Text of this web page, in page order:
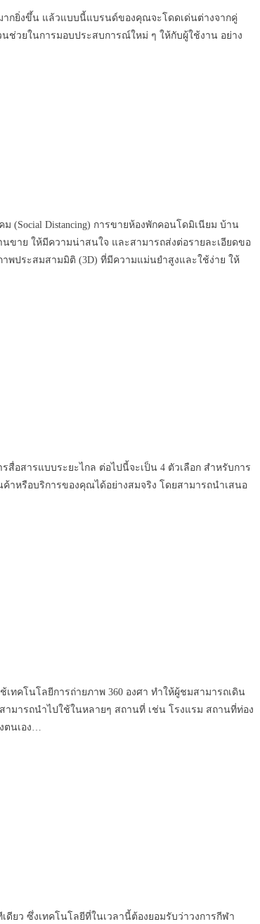
ากยิ่งขึ้น แล้วแบบนี้แบรนด์ของคุณจะโดดเด่นต่างจากคู่
ช่วยในการมอบประสบการณ์ใหม่ ๆ ให้กับผู้ใช้งาน อย่าง
(Social Distancing) การขายห้องพักคอนโดมิเนียม บ้าน
ขาย ให้มีความน่าสนใจ และสามารถส่งต่อรายละเอียดขอ
ภาพประสมสามมิติ (3D) ที่มีความแม่นยำสูงและใช้ง่าย ให้
อสารแบบระยะไกล ต่อไปนี้จะเป็น 4 ตัวเลือก สำหรับการ
าหรือบริการของคุณได้อย่างสมจริง โดยสามารถนำเสนอ
เทคโนโลยีการถ่ายภาพ 360 องศา ทำให้ผู้ชมสามารถเดิน
ามารถนำไปใช้ในหลายๆ สถานที่ เช่น โรงแรม สถานที่ท่อง
นเอง…
ดียว ซึ่งเทคโนโลยีที่ในเวลานี้ต้องยอมรับว่าวงการกีฬา